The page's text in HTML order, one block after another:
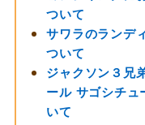
ついて
サワラのランデ
ついて
ジャクソン３兄
ール サゴシチュ
いて